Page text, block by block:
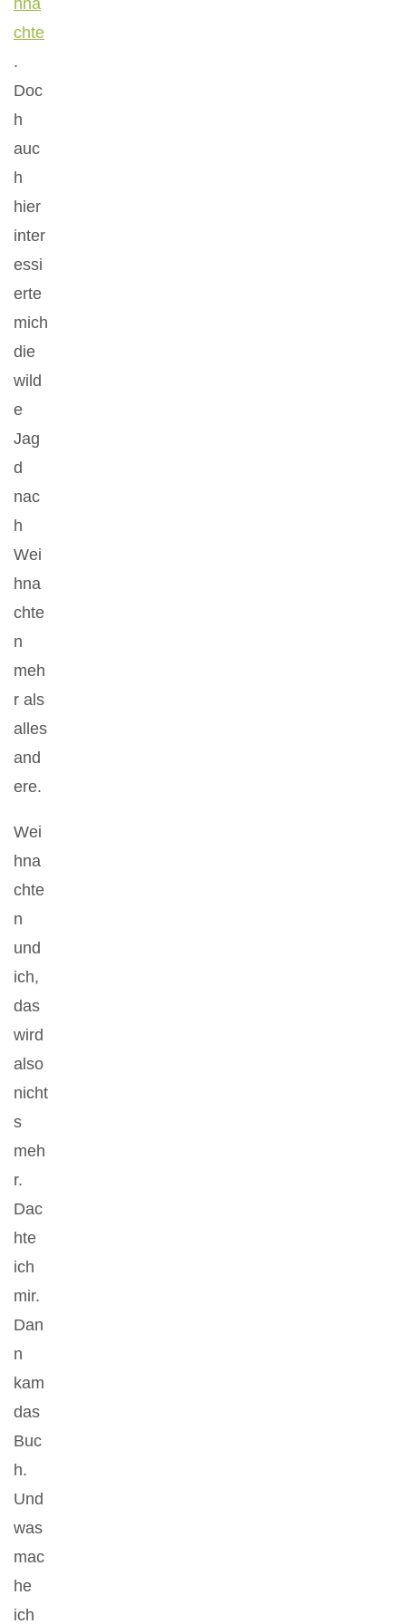
hnä
chte
.
Doc
h
auc
h
hier
inter
essi
erte
mich
die
wild
e
Jag
d
nac
h
Wei
hna
chte
n
meh
r als
alles
and
ere.
Wei
hna
chte
n
und
ich,
das
wird
also
nicht
s
meh
r.
Dac
hte
ich
mir.
Dan
n
kam
das
Buc
h.
Und
was
mac
he
ich